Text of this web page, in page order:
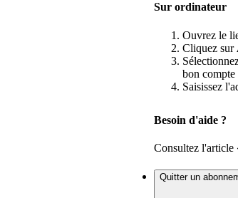
Sur ordinateur
Ouvrez le
Cliquez sur
bon
Saisissez
Besoin d'aide ?
Consultez l'article
Quitter un